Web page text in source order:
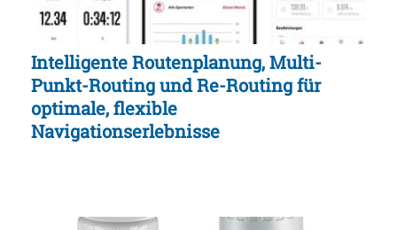
Intelligente Routenplanung, Multi-
Punkt-Routing und Re-Routing für
optimale, flexible
Navigationserlebnisse